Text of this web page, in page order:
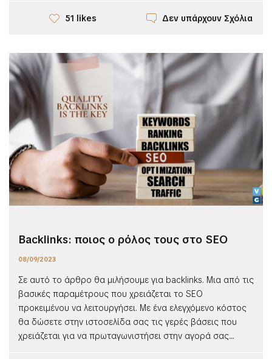
51 likes Δεν υπάρχουν Σχόλια
Backlinks: ποιος ο ρόλος τους στο SEO
08/09/2023
Σε αυτό το άρθρο θα μιλήσουμε για backlinks. Μια από τις
βασικές παραμέτρους που χρειάζεται το SEO
προκειμένου να λειτουργήσει. Με ένα ελεγχόμενο κόστος
θα δώσετε στην ιστοσελίδα σας τις γερές βάσεις που
χρειάζεται για να πρωταγωνιστήσει στην αγορά σας....